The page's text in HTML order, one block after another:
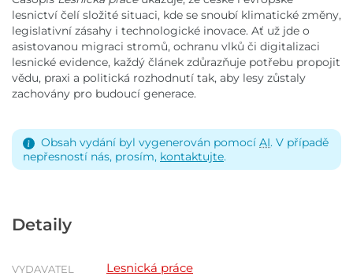
lesnictví čelí složité situaci, kde se snoubí klimatické změny,
legislativní zásahy i technologické inovace. Ať už jde o
asistovanou migraci stromů, ochranu vlků či digitalizaci
lesnické evidence, každý článek zdůrazňuje potřebu propojit
vědu, praxi a politická rozhodnutí tak, aby lesy zůstaly
zachovány pro budoucí generace.
Obsah vydání byl vygenerován pomocí AI. V případě
nepřesností nás, prosím, kontaktujte.
Detaily
VYDAVATEL Lesnická práce